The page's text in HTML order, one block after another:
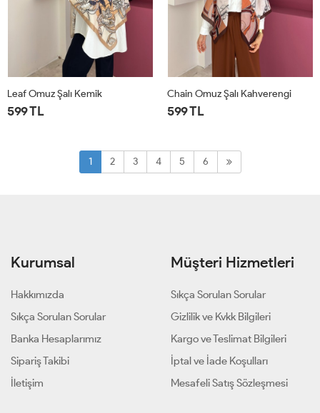
Leaf Omuz Şalı Kemik
599 TL
Chain Omuz Şalı Kahverengi
599 TL
1 2 3 4 5 6
Kurumsal
Hakkımızda
Sıkça Sorulan Sorular
Banka Hesaplarımız
Sipariş Takibi
İletişim
Müşteri Hizmetleri
Sıkça Sorulan Sorular
Gizlilik ve Kvkk Bilgileri
Kargo ve Teslimat Bilgileri
İptal ve İade Koşulları
Mesafeli Satış Sözleşmesi